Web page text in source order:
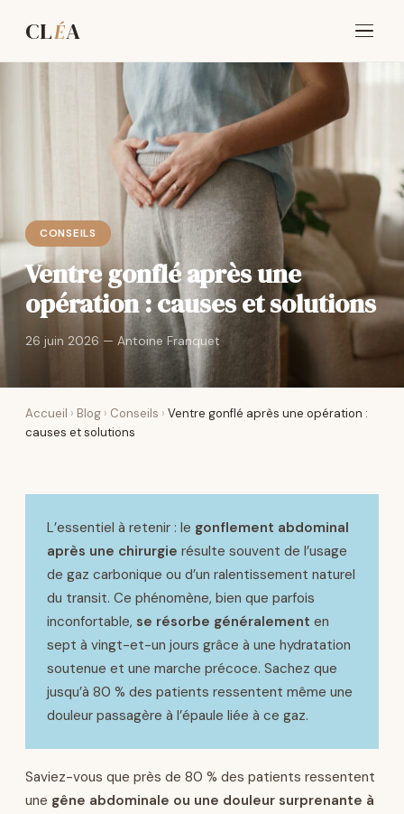
CLÉA
CONSEILS
Ventre gonflé après une
opération : causes et solutions
26 juin 2026 — Antoine Franquet
Accueil › Blog › Conseils › Ventre gonflé après une opération :
causes et solutions
L’essentiel à retenir : le gonflement abdominal
après une chirurgie résulte souvent de l’usage
de gaz carbonique ou d’un ralentissement naturel
du transit. Ce phénomène, bien que parfois
inconfortable, se résorbe généralement en
sept à vingt-et-un jours grâce à une hydratation
soutenue et une marche précoce. Sachez que
jusqu’à 80 % des patients ressentent même une
douleur passagère à l’épaule liée à ce gaz.
Saviez-vous que près de 80 % des patients ressentent
une gêne abdominale ou une douleur surprenante à